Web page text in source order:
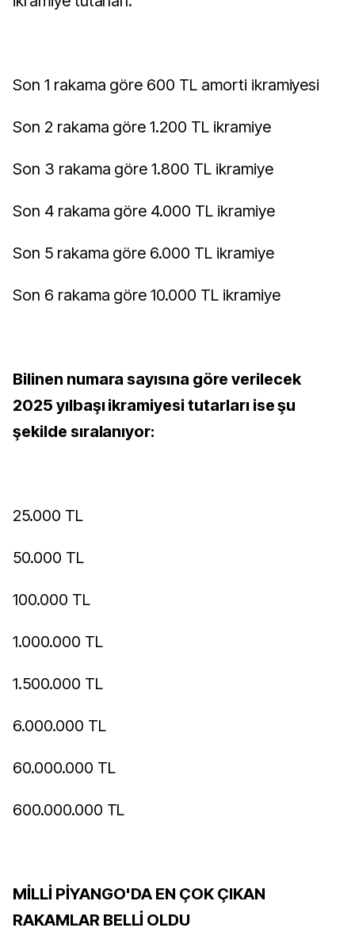
Son 1 rakama göre 600 TL amorti ikramiyesi
Son 2 rakama göre 1.200 TL ikramiye
Son 3 rakama göre 1.800 TL ikramiye
Son 4 rakama göre 4.000 TL ikramiye
Son 5 rakama göre 6.000 TL ikramiye
Son 6 rakama göre 10.000 TL ikramiye
Bilinen numara sayısına göre verilecek
2025 yılbaşı ikramiyesi tutarları ise şu
şekilde sıralanıyor:
25.000 TL
50.000 TL
100.000 TL
1.000.000 TL
1.500.000 TL
6.000.000 TL
60.000.000 TL
600.000.000 TL
MİLLİ PİYANGO'DA EN ÇOK ÇIKAN
RAKAMLAR BELLİ OLDU